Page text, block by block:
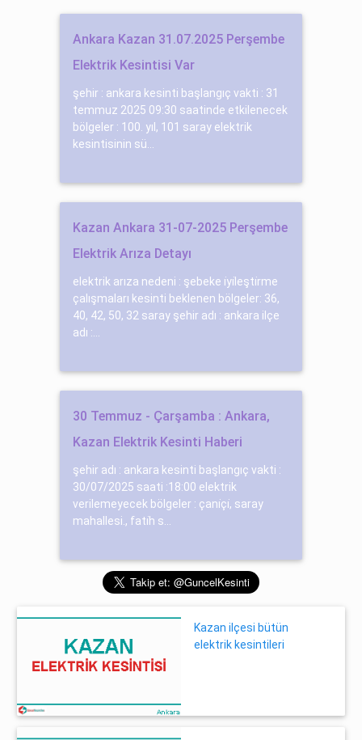
Ankara Kazan 31.07.2025 Perşembe
Elektrik Kesintisi Var
şehir : ankara kesinti başlangıç vakti : 31
temmuz 2025 09:30 saatinde etkilenecek
bölgeler : 100. yıl, 101 saray elektrik
kesintisinin sü...
Kazan Ankara 31-07-2025 Perşembe
Elektrik Arıza Detayı
elektrik arıza nedeni : şebeke i̇yi̇leşti̇rme
çalışmaları kesinti beklenen bölgeler: 36,
40, 42, 50, 32 saray şehir adı : ankara ilçe
adı :...
30 Temmuz - Çarşamba : Ankara,
Kazan Elektrik Kesinti Haberi
şehir adı : ankara kesinti başlangıç vakti :
30/07/2025 saati :18:00 elektrik
verilemeyecek bölgeler : çani̇çi̇, saray
mahallesi., fati̇h s...
Kazan ilçesi bütün
elektrik kesintileri